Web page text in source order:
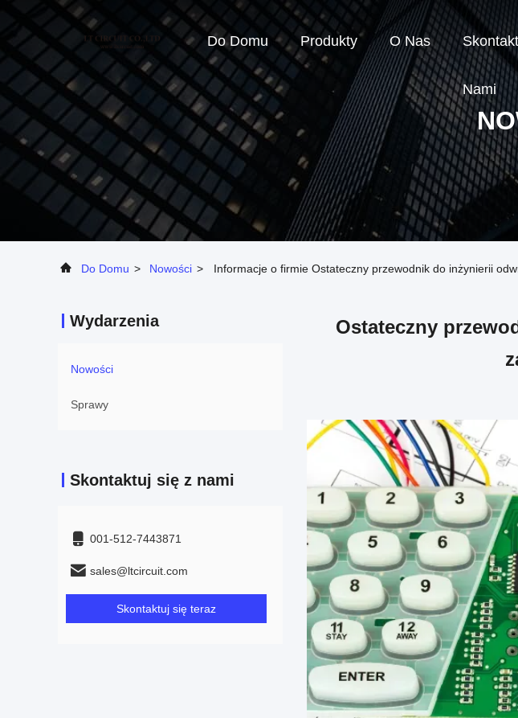
Do Domu Produkty O Nas
Nami
Do Domu > Nowości > Informacje o firmie Ostateczny przewodnik do inżynierii
Wydarzenia
Nowości
Sprawy
Skontaktuj się z nami
001-512-7443871
sales@ltcircuit.com
Skontaktuj się teraz
Ostateczny